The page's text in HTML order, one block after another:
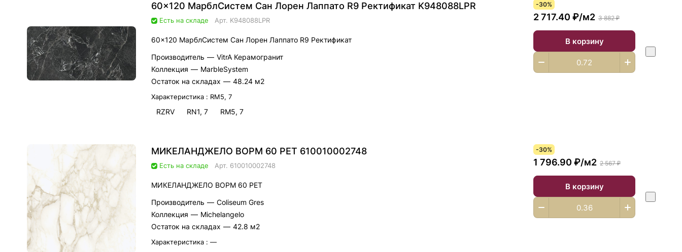
60x120 МарблСистем Сан Лорен Лаппато R9 Ректификат K948088LPR
Есть на складе Арт. K948088LPR
60x120 МарблСистем Сан Лорен Лаппато R9 Ректификат
Производитель — VitrA Керамогранит
Коллекция — MarbleSystem
Остаток на складах — 48.24 м2
Характеристика : RM5, 7
RZRV RN1, 7 RM5, 7
-30%
2 717.40 ₽/м2 3 882 ₽
В корзину
МИКЕЛАНДЖЕЛО ВОРМ 60 РЕТ 610010002748
Есть на складе Арт. 610010002748
МИКЕЛАНДЖЕЛО ВОРМ 60 РЕТ
Производитель — Coliseum Gres
Коллекция — Michelangelo
Остаток на складах — 42.8 м2
Характеристика : —
-30%
1 796.90 ₽/м2 2 567 ₽
В корзину